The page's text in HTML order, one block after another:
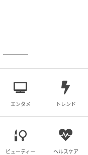
エンタメ トレンド
ビューティー ヘルスケア